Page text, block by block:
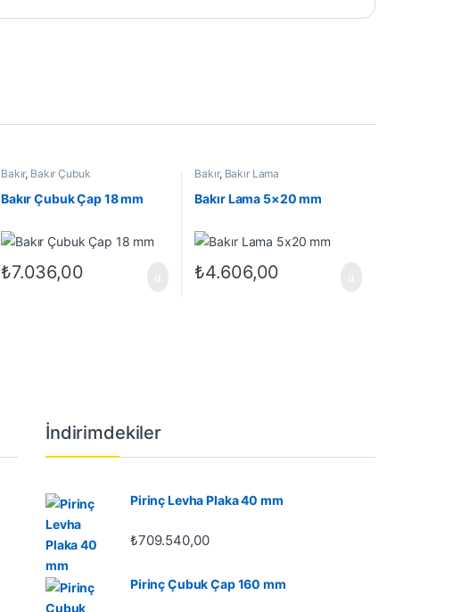
Bakır, Bakır Çubuk
Bakır Çubuk Çap 18 mm
₺7.036,00
Bakır, Bakır Lama
Bakır Lama 5×20 mm
₺4.606,00
İndirimdekiler
Pirinç Levha Plaka 40 mm
₺709.540,00
Pirinç Çubuk Çap 160 mm